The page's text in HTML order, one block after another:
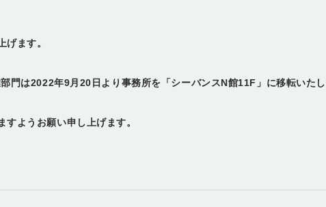
ます。
門は2022年9月20日より事務所を「シーバンスN館11F」に移転いた
ようお願い申し上げます。